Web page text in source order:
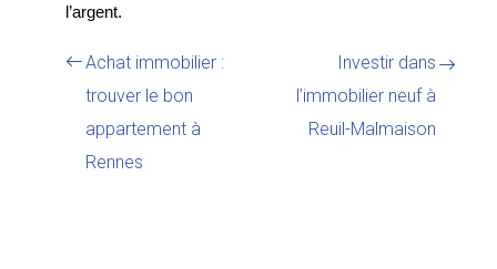
l’argent.
Achat immobilier :
trouver le bon
appartement à
Rennes
Investir dans
l’immobilier neuf à
Reuil-Malmaison